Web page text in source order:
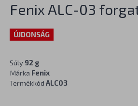
Fenix ALC-03
ÚJDONSÁG
Súly 92 g
Márka Fenix
Termékkód ALC03